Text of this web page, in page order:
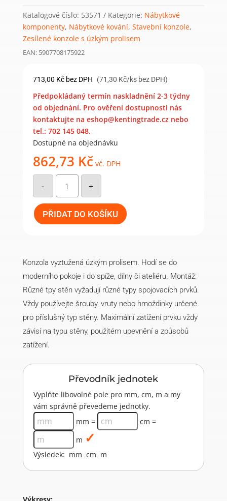
Katalogové číslo: 53571 Kategorie: Nábytkové
komponenty, Nábytkové kování, Stavební konzole,
Zesílené konzole s úzkým prolisem
EAN: 5907708175922
713,00 Kč bez DPH (71,30 Kč/ks bez DPH)
Předpokládaný termín naskladnění 2-3 týdny
od objednání. Pro ověření dostupnosti nás
kontaktujte na eshop@kentingtrade.cz nebo
tel.: 702 145 048.
Dostupné na objednávku
862,73 Kč vč. DPH
-
WSWP
250/20
konzole
zpevněná
250x150x20x3,0
bíla
(10
ks)
+
PŘIDAT DO KOŠÍKU
Konzola vyztužená úzkým prolisem. Hodí se do
moderního pokoje i do spíže, dílny či ateliéru. Montáž:
Různé tpy stěn vyžadují různé typy spojovacích prvků.
Vždy používejte šrouby, vruty nebo hmoždinky určené
pro příslušný typ stěny. Maximální zatížení prvku vždy
závisí na typu stěny, použitém upevnění a způsobů
zatížení.
Převodník jednotek
Vyplňte libovolné pole pro mm, cm, m a my
vám správně převedeme jednotky.
mm =
cm =
m
Výsledek: mm cm m